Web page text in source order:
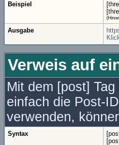
Beispiel
Ausgabe
Verweis auf
Mit dem [post]
einfach die Post-
verwenden,
Syntax